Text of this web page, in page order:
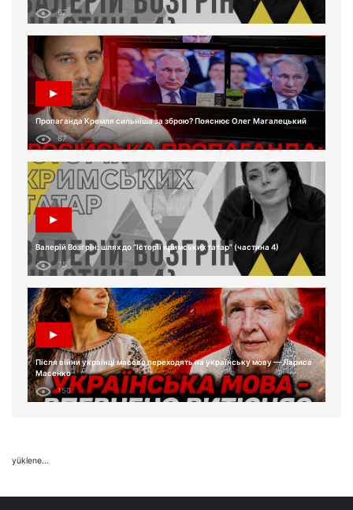
67
Пропаганда Кремля сильніша за зброю? Пояснює Олег Магалецький
87
Валерій Возгрін: шлях до “Історії кримських татар” (частина 4)
75
Після війни українці масово переходять на українську мову — Лариса
Масенко
150
yüklene...